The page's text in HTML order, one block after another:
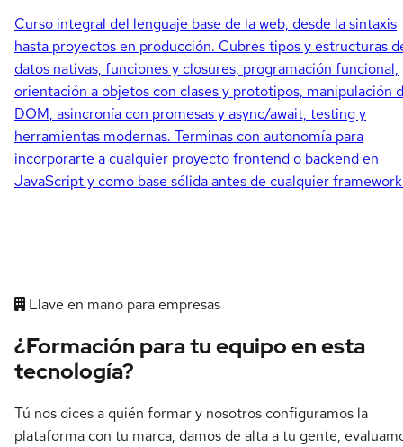
Curso integral del lenguaje base de la web, desde la sintaxis
hasta proyectos en producción. Cubres tipos y estructuras
datos nativas, funciones y closures, programación funcional,
orientación a objetos con clases y prototipos, manipulación
DOM, asincronía con promesas y async/await, testing y
herramientas modernas. Terminas con autonomía para
incorporarte a cualquier proyecto frontend o backend en
JavaScript y como base sólida antes de cualquier
Llave en mano para empresas
¿Formación para tu equipo en esta
tecnología?
Tú nos dices a quién formar y nosotros configuramos la
plataforma con tu marca, damos de alta a tu gente,